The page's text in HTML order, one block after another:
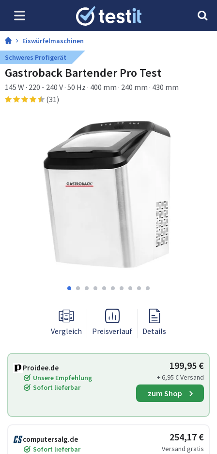
Eiswürfelmaschinen
Schweres Profigerät
Gastroback Bartender Pro Test
145 W · 220 - 240 V · 50 Hz · 400 mm · 240 mm · 430 mm
(31)
Vergleich Preisverlauf Details
Proidee.de
Unsere Empfehlung
Sofort lieferbar
199,95 €
+ 6,95 € Versand
zum Shop
computersalg.de
Sofort lieferbar
254,17 €
Versand gratis